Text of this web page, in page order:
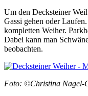
Um den Decksteiner
Gassi gehen oder
kompletten Weiher.
Dabei kann man
beobachten.
Foto: ©Christina Nagel-